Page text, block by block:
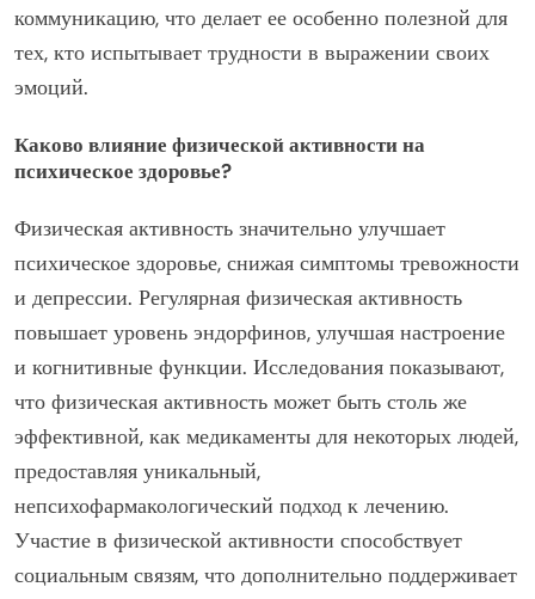
коммуникацию, что делает ее особенно полезной для
тех, кто испытывает трудности в выражении своих
эмоций.
Каково влияние физической активности на
психическое здоровье?
Физическая активность значительно улучшает
психическое здоровье, снижая симптомы тревожности
и депрессии. Регулярная физическая активность
повышает уровень эндорфинов, улучшая настроение
и когнитивные функции. Исследования показывают,
что физическая активность может быть столь же
эффективной, как медикаменты для некоторых людей,
предоставляя уникальный,
непсихофармакологический подход к лечению.
Участие в физической активности способствует
социальным связям, что дополнительно поддерживает